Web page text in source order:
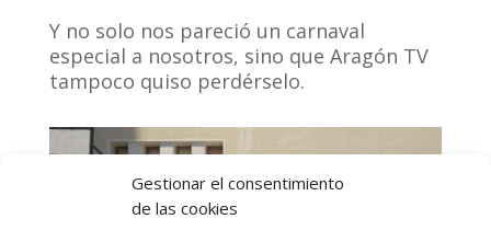
Gestionar el consentimiento
de las cookies
Y no solo nos pareció un carnaval
especial a nosotros, sino que Aragón TV
tampoco quiso perdérselo.